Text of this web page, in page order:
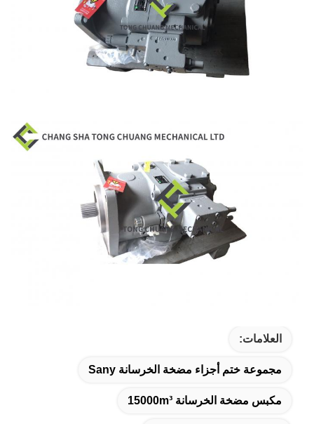
العلامات:
مجموعة ختم أجزاء مضخة الخرسانة Sany
مكبس مضخة الخرسانة 15000m³